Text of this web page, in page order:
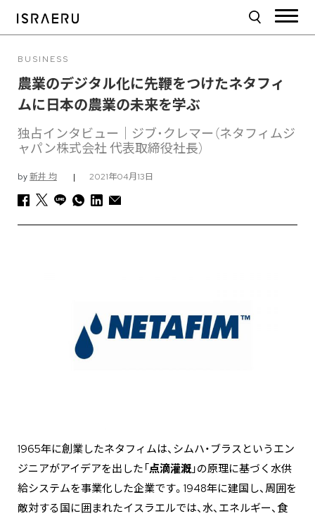
BUSINESS
農業のデジタル化に先鞭をつけたネタフィ
ムに日本の農業の未来を学ぶ
独占インタビュー｜ジブ・クレマー（ネタフィムジ
ャパン株式会社 代表取締役社長）
by新井 均 | 2021年04月13日
1965年に創業したネタフィムは、シムハ・ブラスというエン
ジニアがアイデアを出した「点滴灌漑」の原理に基づく水供
給システムを事業化した企業です。1948年に建国し、周囲を
敵対する国に囲まれたイスラエルでは、水、エネルギー、食